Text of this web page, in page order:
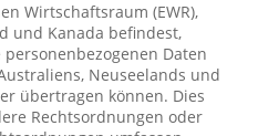
Wirtschaftsraum (EWR),
und Kanada befindest,
Daten
Neuseelands und
übertragen können. Dies
Rechtsordnungen oder